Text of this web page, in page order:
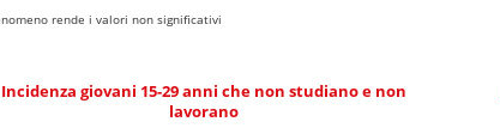
rende i valori non significativi
Incidenza giovani 15-29 anni che non studiano e non
lavorano